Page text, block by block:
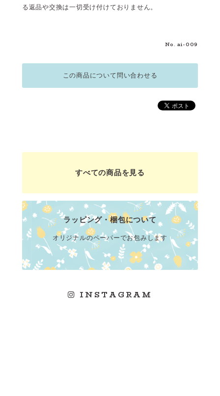
る返品や交換は一切受け付けておりません。
No. ai-009
この商品について問い合わせる
すべての商品を見る
ラッピング・梱包について
オリジナルのペーパーでお包みします
INSTAGRAM